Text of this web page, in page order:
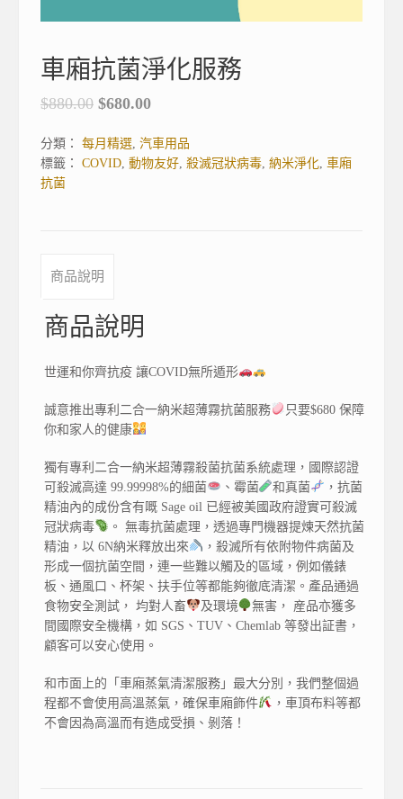
車廂抗菌淨化服務
$880.00 $680.00
分類： 每月精選, 汽車用品
標籤： COVID, 動物友好, 殺滅冠狀病毒, 納米淨化, 車廂
抗菌
商品說明
商品說明
世運和你齊抗疫 讓COVID無所遁形
誠意推出專利二合一納米超薄霧抗菌服務
只要$680 保障
你和家人的健康
獨有專利二合一納米超薄霧殺菌抗菌系統處理，國際認證
可殺滅高達 99.99998%的細菌
、霉菌 和真菌
，抗菌
精油內的成份含有嘅 Sage oil 已經被美國政府證實可殺滅
冠狀病毒
。 無毒抗菌處理，透過專門機器提煉天然抗菌
精油，以 6N納米釋放出來
，殺滅所有依附物件病菌及
形成一個抗菌空間，連一些難以觸及的區域，例如儀錶
板、通風口、杯架、扶手位等都能夠徹底清潔。產品通過
食物安全測試， 均對人畜
及環境
無害， 産品亦獲多
間國際安全機構，如 SGS、TUV、Chemlab 等發出証書，
顧客可以安心使用。
和市面上的「車廂蒸氣清潔服務」最大分別，我們整個過
程都不會使用高溫蒸氣，確保車廂飾件
，車頂布料等都
不會因為高溫而有造成受損、剝落！